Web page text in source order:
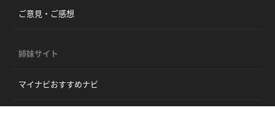
ご意見・ご感想
姉妹サイト
マイナビおすすめナビ